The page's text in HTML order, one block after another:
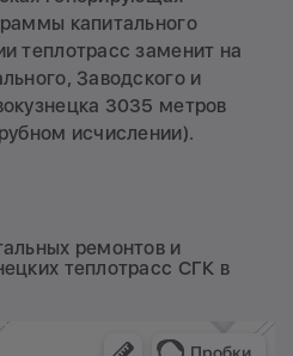
капитального
теплотрасс заменит на
Заводского и
3035 метров
исчислении).
ремонтов и
теплотрасс СГК в